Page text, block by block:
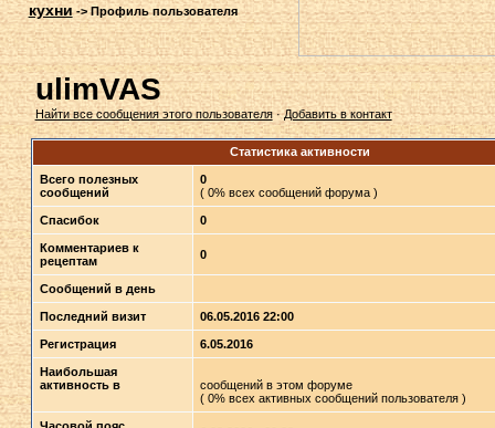
кухни->Профиль пользователя
ulimVAS
Найти все сообщения этого пользователя·Добавить в контакт
Статистика активности
Всего полезных
сообщений
0
( 0% всех сообщений форума )
Спасибок 0
Комментариев к
рецептам
0
Сообщений в день
Последний визит 06.05.2016 22:00
Регистрация 6.05.2016
Наибольшая
активность в
сообщений в этом форуме
( 0% всех активных сообщений пользователя )